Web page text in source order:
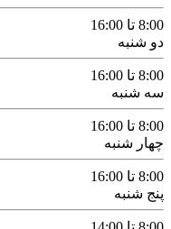
8:00 تا 16:00
دو شنبه
8:00 تا 16:00
سه شنبه
8:00 تا 16:00
چهار شنبه
8:00 تا 16:00
پنج شنبه